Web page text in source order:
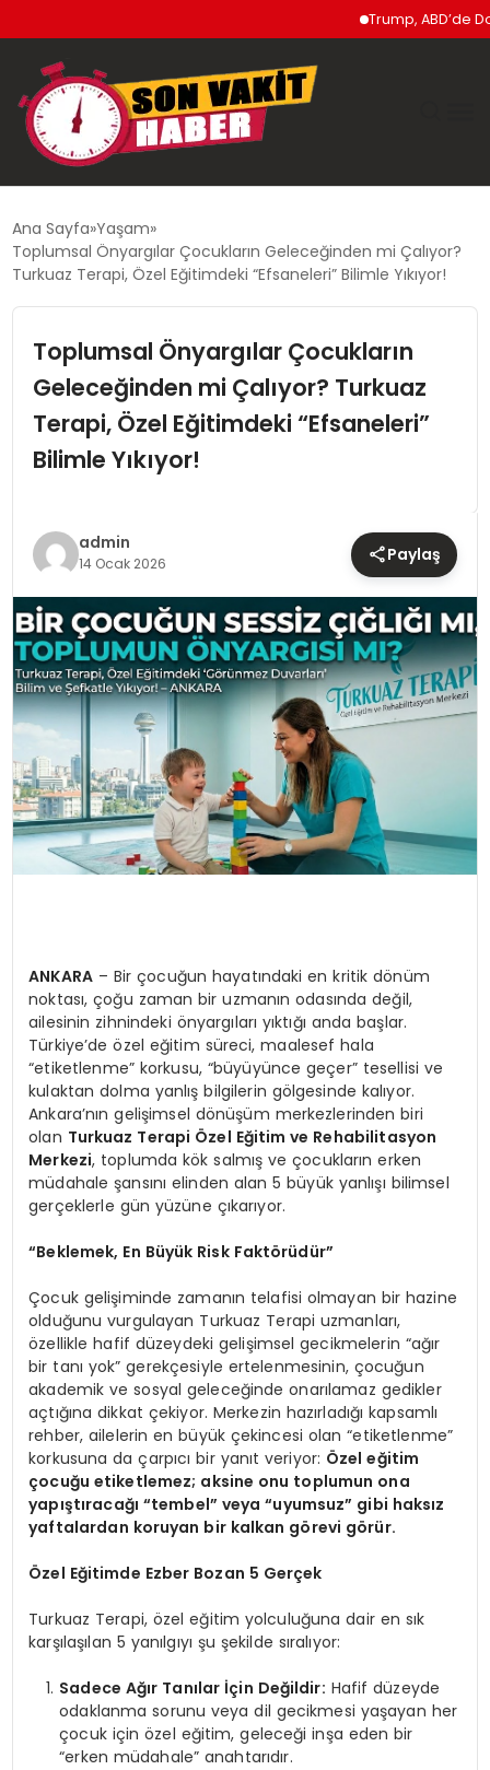
Trump, ABD’de
SIYASET
EKONOMI
SPOR
YAŞAM
Ana Sayfa Yaşam
Toplumsal Önyargılar Çocukların Geleceğinden mi Çalıyor?
Turkuaz Terapi, Özel Eğitimdeki “Efsaneleri” Bilimle Yıkıyor!
Toplumsal Önyargılar Çocukların
Geleceğinden mi Çalıyor? Turkuaz
Terapi, Özel Eğitimdeki “Efsaneleri”
Bilimle Yıkıyor!
admin
14 Ocak 2026 Paylaş
ANKARA – Bir çocuğun hayatındaki en kritik dönüm
noktası, çoğu zaman bir uzmanın odasında değil,
ailesinin zihnindeki önyargıları yıktığı anda başlar.
Türkiye’de özel eğitim süreci, maalesef hala
“etiketlenme” korkusu, “büyüyünce geçer” tesellisi ve
kulaktan dolma yanlış bilgilerin gölgesinde kalıyor.
Ankara’nın gelişimsel dönüşüm merkezlerinden biri
olan Turkuaz Terapi Özel Eğitim ve Rehabilitasyon
Merkezi, toplumda kök salmış ve çocukların erken
müdahale şansını elinden alan 5 büyük yanlışı bilimsel
gerçeklerle gün yüzüne çıkarıyor.
“Beklemek, En Büyük Risk Faktörüdür”
Çocuk gelişiminde zamanın telafisi olmayan bir hazine
olduğunu vurgulayan Turkuaz Terapi uzmanları,
özellikle hafif düzeydeki gelişimsel gecikmelerin “ağır
bir tanı yok” gerekçesiyle ertelenmesinin, çocuğun
akademik ve sosyal geleceğinde onarılamaz gedikler
açtığına dikkat çekiyor. Merkezin hazırladığı kapsamlı
rehber, ailelerin en büyük çekincesi olan “etiketlenme”
korkusuna da çarpıcı bir yanıt veriyor: Özel eğitim
çocuğu etiketlemez; aksine onu toplumun ona
yapıştıracağı “tembel” veya “uyumsuz” gibi haksız
yaftalardan koruyan bir kalkan görevi görür.
Özel Eğitimde Ezber Bozan 5 Gerçek
Turkuaz Terapi, özel eğitim yolculuğuna dair en sık
karşılaşılan 5 yanılgıyı şu şekilde sıralıyor:
Sadece Ağır Tanılar İçin Değildir: Hafif düzeyde
odaklanma sorunu veya dil gecikmesi yaşayan her
çocuk için özel eğitim, geleceği inşa eden bir
“erken müdahale” anahtarıdır.